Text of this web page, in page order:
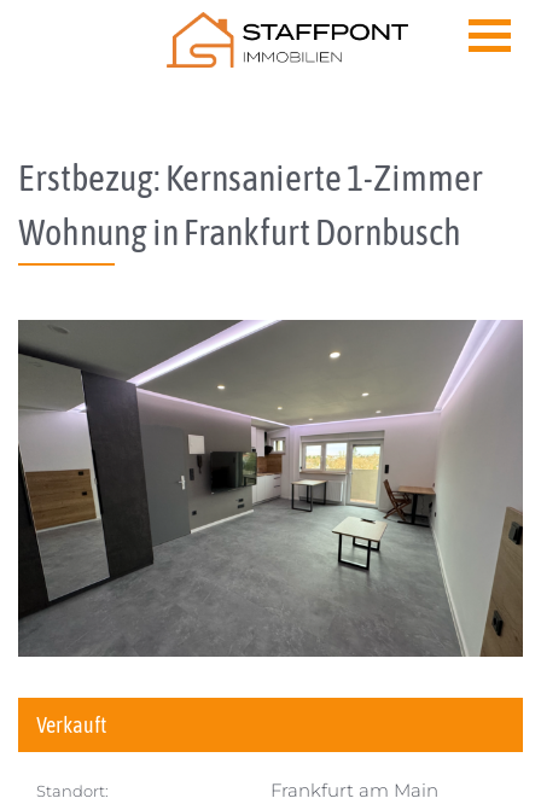
Erstbezug: Kernsanierte 1-Zimmer
Wohnung in Frankfurt Dornbusch
Verkauft
Standort: Frankfurt am Main